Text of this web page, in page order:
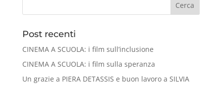
Cerca
Post recenti
CINEMA A SCUOLA: i film sull’inclusione
CINEMA A SCUOLA: i film sulla speranza
Un grazie a PIERA DETASSIS e buon lavoro a SILVIA